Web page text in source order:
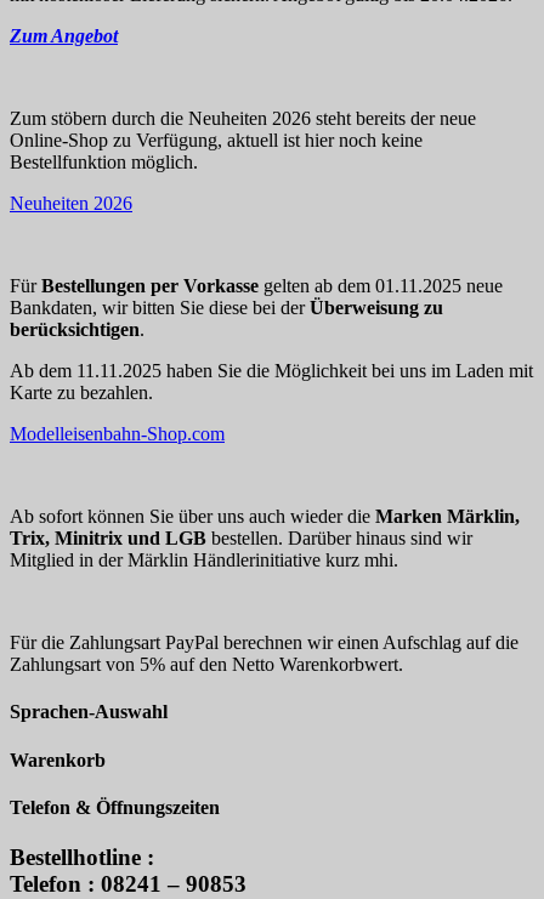
Zum Angebot
Zum stöbern durch die Neuheiten 2026 steht bereits der neue
Online-Shop zu Verfügung, aktuell ist hier noch keine
Bestellfunktion möglich.
Neuheiten 2026
FürBestellungen per Vorkasse gelten ab dem 01.11.2025 neue
Bankdaten, wir bitten Sie diese bei derÜberweisung zu
berücksichtigen.
Ab dem 11.11.2025 haben Sie die Möglichkeit bei uns im Laden mit
Karte zu bezahlen.
Modelleisenbahn-Shop.com
Ab sofort können Sie über uns auch wieder die Marken Märklin,
Trix, Minitrix und LGB bestellen. Darüber hinaus sind wir
Mitglied in der Märklin Händlerinitiative kurz mhi.
Für die Zahlungsart PayPal berechnen wir einen Aufschlag auf die
Zahlungsart von 5% auf den Netto Warenkorbwert.
Sprachen-Auswahl
Warenkorb
Telefon & Öffnungszeiten
Bestellhotline :
Telefon : 08241 – 90853